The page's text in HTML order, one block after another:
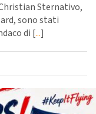
Sternativo,
sono stati
di [...]